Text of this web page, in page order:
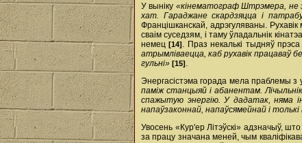
У выніку «кінематограф Штрэмера, не
хат. Гараджане скардзяцца і
Францішканскай, адрэгуляваны.
сваім суседзям, і таму ўладальнік
немец[14]. Праз некалькі тыдняў
атрымліваецца, каб рухавік працаваў
гульні» [15].
Энергасістэма горада мела праблемы з
паміж станцыяй і абанентам.
спажытую энергію. У дадатак, няма
напаўзаконнай, напаўсямейнай і
Увосень «Кур'ер Літэўскі» адзначыў,
за працу значана меней, чым